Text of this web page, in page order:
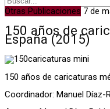
Otras Publicaciones 7 de
150 años de
España (2015)
150 años de caricaturas
Coordinador: Manuel Díaz-